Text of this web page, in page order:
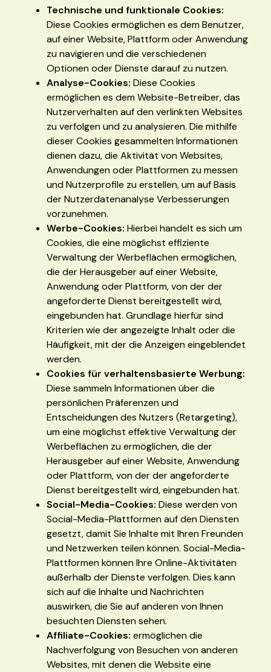
Technische und funktionale Cookies:
Diese Cookies ermöglichen es dem Benutzer,
auf einer Website, Plattform oder Anwendung
zu navigieren und die verschiedenen
Optionen oder Dienste darauf zu nutzen.
Analyse-Cookies: Diese Cookies
ermöglichen es dem Website-Betreiber, das
Nutzerverhalten auf den verlinkten Websites
zu verfolgen und zu analysieren. Die mithilfe
dieser Cookies gesammelten Informationen
dienen dazu, die Aktivität von Websites,
Anwendungen oder Plattformen zu messen
und Nutzerprofile zu erstellen, um auf Basis
der Nutzerdatenanalyse Verbesserungen
vorzunehmen.
Werbe-Cookies: Hierbei handelt es sich um
Cookies, die eine möglichst effiziente
Verwaltung der Werbeflächen ermöglichen,
die der Herausgeber auf einer Website,
Anwendung oder Plattform, von der der
angeforderte Dienst bereitgestellt wird,
eingebunden hat. Grundlage hierfür sind
Kriterien wie der angezeigte Inhalt oder die
Häufigkeit, mit der die Anzeigen eingeblendet
werden.
Cookies für verhaltensbasierte Werbung:
Diese sammeln Informationen über die
persönlichen Präferenzen und
Entscheidungen des Nutzers (Retargeting),
um eine möglichst effektive Verwaltung der
Werbeflächen zu ermöglichen, die der
Herausgeber auf einer Website, Anwendung
oder Plattform, von der der angeforderte
Dienst bereitgestellt wird, eingebunden hat.
Social-Media-Cookies: Diese werden von
Social-Media-Plattformen auf den Diensten
gesetzt, damit Sie Inhalte mit Ihren Freunden
und Netzwerken teilen können. Social-Media-
Plattformen können Ihre Online-Aktivitäten
außerhalb der Dienste verfolgen. Dies kann
sich auf die Inhalte und Nachrichten
auswirken, die Sie auf anderen von Ihnen
besuchten Diensten sehen.
Affiliate-Cookies: ermöglichen die
Nachverfolgung von Besuchen von anderen
Websites, mit denen die Website eine